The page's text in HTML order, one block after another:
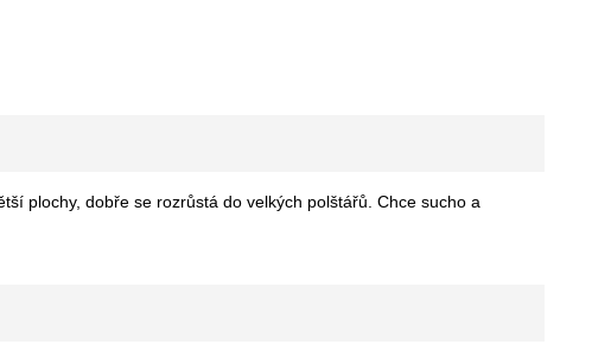
plochy, dobře se rozrůstá do velkých polštářů. Chce sucho a